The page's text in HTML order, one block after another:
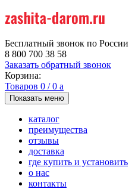
Бесплатный звонок по России
8 800 700 38 58
Заказать обратный звонок
Корзина:
Товаров 0 /0 a
Показать меню
каталог
преимущества
отзывы
доставка
где купить и установить
о нас
контакты